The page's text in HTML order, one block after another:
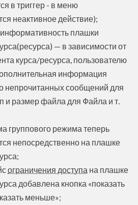
в триггер - в меню
неактивное действие);
плашки
— в зависимости от
курса/ресурса, пользователю
информация
непрочитанных сообщений для
и размер файла для Файла и т.
группового режима теперь
непосредственно на плашке
ограничения доступа на плашке
добавлена кнопка «показать
меньше»;